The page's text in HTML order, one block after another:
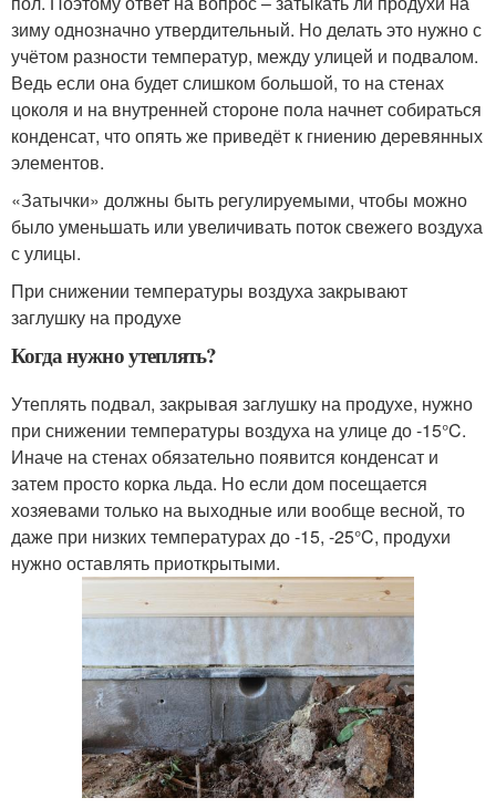
зиму однозначно утвердительный. Но делать это нужно с
учётом разности температур, между улицей и подвалом.
Ведь если она будет слишком большой, то на стенах
цоколя и на внутренней стороне пола начнет собираться
конденсат, что опять же приведёт к гниению деревянных
элементов.
«Затычки» должны быть регулируемыми, чтобы можно
было уменьшать или увеличивать поток свежего воздуха
с улицы.
При снижении температуры воздуха закрывают
заглушку на продухе
Когда нужно утеплять?
Утеплять подвал, закрывая заглушку на продухе, нужно
при снижении температуры воздуха на улице до -15°C.
Иначе на стенах обязательно появится конденсат и
затем просто корка льда. Но если дом посещается
хозяевами только на выходные или вообще весной, то
даже при низких температурах до -15, -25°C, продухи
нужно оставлять приоткрытыми.